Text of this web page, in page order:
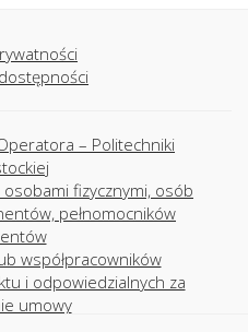
– Politechniki
fizycznymi, osób
pełnomocników
współpracowników
i odpowiedzialnych za
umowy